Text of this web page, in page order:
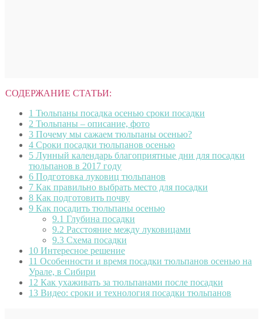
СОДЕРЖАНИЕ СТАТЬИ:
1 Тюльпаны посадка осенью сроки посадки
2 Тюльпаны – описание, фото
3 Почему мы сажаем тюльпаны осенью?
4 Сроки посадки тюльпанов осенью
5 Лунный календарь благоприятные дни для посадки
тюльпанов в 2017 году
6 Подготовка луковиц тюльпанов
7 Как правильно выбрать место для посадки
8 Как подготовить почву
9 Как посадить тюльпаны осенью
9.1 Глубина посадки
9.2 Расстояние между луковицами
9.3 Схема посадки
10 Интересное решение
11 Особенности и время посадки тюльпанов осенью на
Урале, в Сибири
12 Как ухаживать за тюльпанами после посадки
13 Видео: сроки и технология посадки тюльпанов